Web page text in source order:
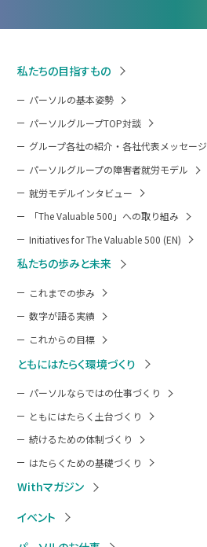
私たちの目指すもの
パーソルの基本姿勢
パーソルグループTOP対談
グループ各社の紹介・各社代表メッセージ
パーソルグループの障害者就労モデル
就労モデルインタビュー
「The Valuable 500」への取り組み
Initiatives for The Valuable 500 (EN)
私たちの歩みと未来
これまでの歩み
数字が語る実績
これからの目標
ともにはたらく環境づくり
パーソルならではの仕事づくり
ともにはたらく土台づくり
続けるための体制づくり
はたらくための基礎づくり
Withマガジン
イベント